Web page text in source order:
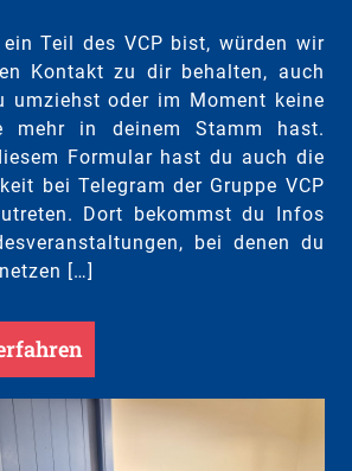
Teil des VCP bist, würden wir
Kontakt zu dir behalten, auch
umziehst oder im Moment keine
mehr in deinem Stamm hast.
Formular hast du auch die
bei Telegram der Gruppe VCP
Dort bekommst du Infos
bei denen du
[…]